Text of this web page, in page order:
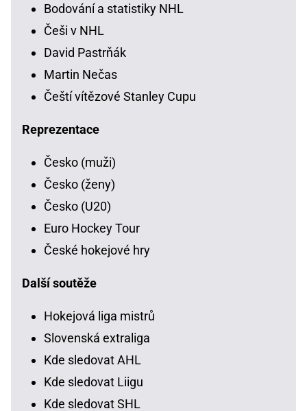
Bodování a statistiky NHL
Češi v NHL
David Pastrňák
Martin Nečas
Čeští vítězové Stanley Cupu
Reprezentace
Česko (muži)
Česko (ženy)
Česko (U20)
Euro Hockey Tour
České hokejové hry
Další soutěže
Hokejová liga mistrů
Slovenská extraliga
Kde sledovat AHL
Kde sledovat Liigu
Kde sledovat SHL